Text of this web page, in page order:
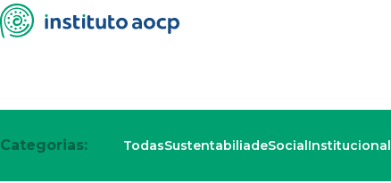
Categorias: TodasSustentabiliadeSocialInstitucional